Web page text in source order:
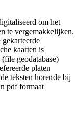
om het
te vergemakkelijken.
kaarten is
geodatabase)
platen
teksten horende bij
pdf formaat